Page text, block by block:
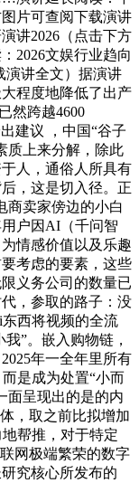
片可查阅下载演讲
讲2026（点击下方
2026文娱行业趋向
演讲全文）据演讲
程度地降低了出产
然跨越4600
建议 ，中国“谷子
质上来分解，除此
人，通俗人所具有
，这是切入径。正
商卖家傍边的小白
户因AI（千问智
情感价值以及乐趣
考虑的要素，这些
义务公司的数量已
，参取的路子：没
西将视频的全流
”。嵌入购物链，
年一全年里所有
是成为处置“小而
面呈现出的是的内
，取之前比拟增加
帮推，对于特定
网极端繁荣的数字
究核心所发布的